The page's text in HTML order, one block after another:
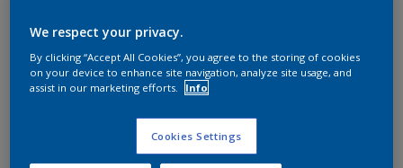
We respect your privacy.
By clicking “Accept All Cookies”, you agree to the storing of cookies
on your device to enhance site navigation, analyze site usage, and
assist in our marketing efforts.
Info
Cookies Settings